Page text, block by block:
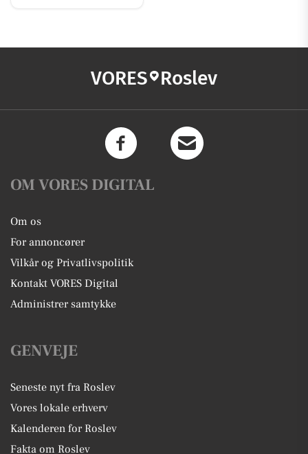
VORES Roslev
OM VORES DIGITAL
Om os
For annoncører
Vilkår og Privatlivspolitik
Kontakt VORES Digital
Administrer samtykke
GENVEJE
Seneste nyt fra Roslev
Vores lokale erhverv
Kalenderen for Roslev
Fakta om Roslev